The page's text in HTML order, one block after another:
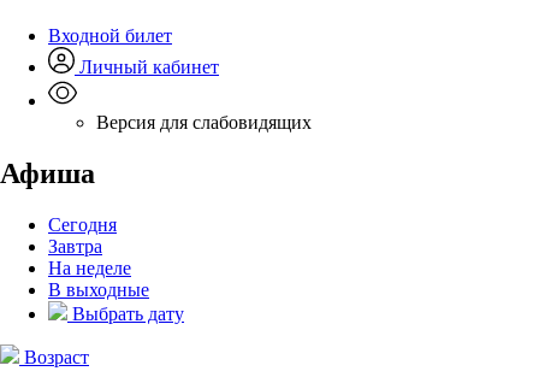
Входной билет
Личный кабинет
Версия для слабовидящих
Афиша
Сегодня
Завтра
На неделе
В выходные
Выбрать дату
Возраст